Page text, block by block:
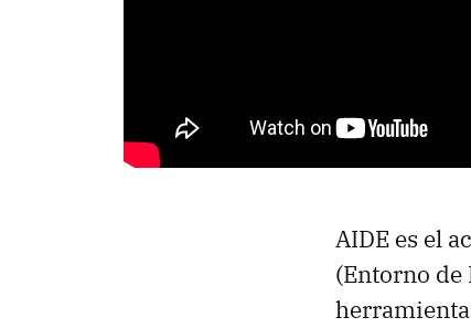
AIDE es el
(Entorno de